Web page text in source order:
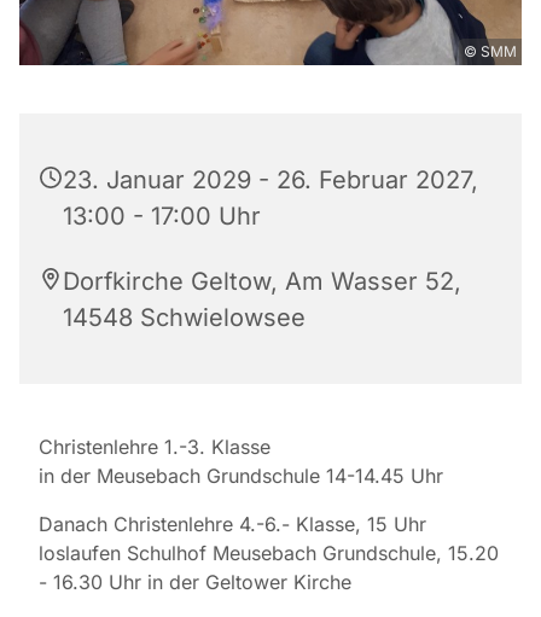
© SMM
23. Januar 2029 - 26. Februar 2027,
13:00 - 17:00 Uhr
Dorfkirche Geltow, Am Wasser 52,
14548 Schwielowsee
Christenlehre 1.-3. Klasse
in der Meusebach Grundschule 14-14.45 Uhr
Danach Christenlehre 4.-6.- Klasse, 15 Uhr
loslaufen Schulhof Meusebach Grundschule, 15.20
- 16.30 Uhr in der Geltower Kirche